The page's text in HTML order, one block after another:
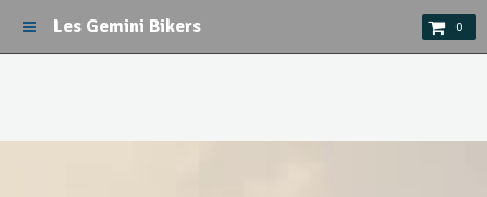
Les Gemini Bikers 0